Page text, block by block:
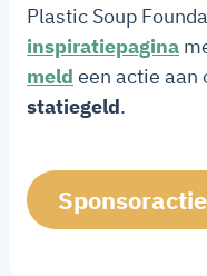
Plastic Soup
inspiratiepagina
meld een actie aan
statiegeld.